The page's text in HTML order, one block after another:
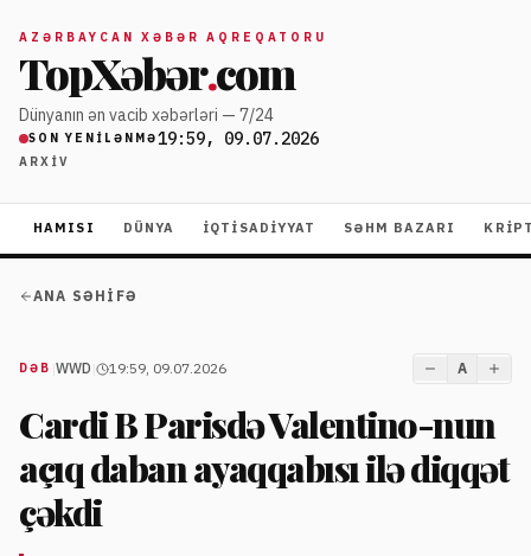
AZƏRBAYCAN XƏBƏR AQREQATORU
TopXəbər.com
Dünyanın ən vacib xəbərləri — 7/24
SON YENILƏNMƏ19:59, 09.07.2026
ARXIV
HAMISI DÜNYA İQTISADIYYAT SƏHM BAZARI
ANA SƏHIFƏ
DƏB WWD 19:59, 09.07.2026 A
Cardi B Parisdə Valentino-nun
açıq daban ayaqqabısı ilə diqqət
çəkdi